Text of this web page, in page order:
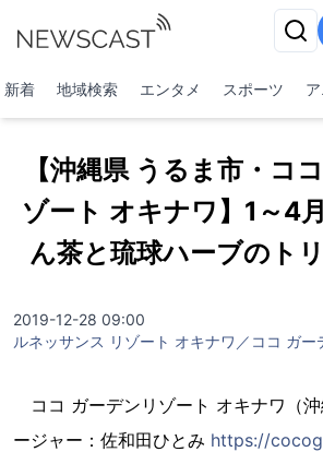
新着 地域検索 エンタメ スポーツ
【沖縄県 うるま市・コ
ゾート オキナワ】1～4
ん茶と琉球ハーブのト
2019-12-28 09:00
ルネッサンス リゾート オキナワ／ココ ガー
ココ ガーデンリゾート オキナワ（
ージャー：佐和田ひとみ https://